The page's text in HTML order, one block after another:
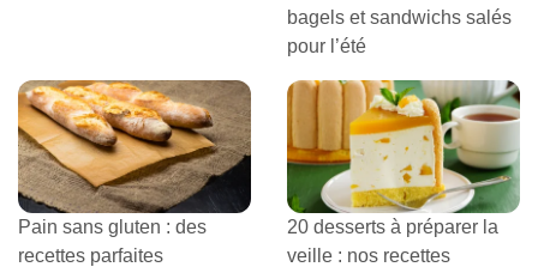
bagels et sandwichs salés
pour l’été
Pain sans gluten : des
recettes parfaites
20 desserts à préparer la
veille : nos recettes